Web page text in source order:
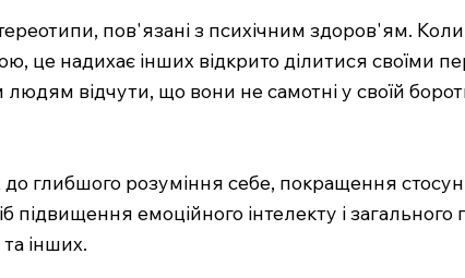
пов'язані з психічним здоров'ям.
це надихає інших відкрито ділитися своїми
відчути, що вони не самотні у своїй
глибшого розуміння себе, покращення
емоційного інтелекту і загального
інших.